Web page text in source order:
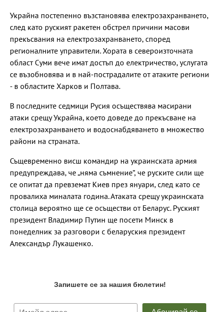
Украйна постепенно възстановява електрозахранването,
след като руският ракетен обстрел причини масови
прекъсвания на електрозахранването, според
регионалните управители. Хората в североизточната
област Суми вече имат достъп до електричество, услугата
се възобновява и в най-пострадалите от атаките региони
- в областите Харков и Полтава.
В последните седмици Русия осъществява масирани
атаки срещу Украйна, което доведе до прекъсване на
електрозахранването и водоснабдяването в множество
райони на страната.
Същевременно висш командир на украинската армия
предупреждава, че „няма съмнение“, че руските сили ще
се опитат да превземат Киев през януари, след като се
провалиха миналата година. Атаката срещу украинската
столица вероятно ще се осъществи от Беларус. Руският
президент Владимир Путин ще посети Минск в
понеделник за разговори с беларуския президент
Александър Лукашенко.